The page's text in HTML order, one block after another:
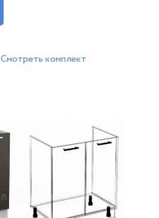
Смотреть комплект